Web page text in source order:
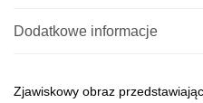
Dodatkowe informacje
Zjawiskowy obraz